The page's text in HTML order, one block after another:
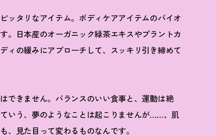
ッタリなアイテム。ボディケアアイテムのパイオ
。日本産のオーガニック緑茶エキスやプラントカ
ィの緩みにアプローチして、スッキリ引き締めて
できません。バランスのいい食事と、運動は絶
いう、夢のようなことは起こりませんが……、肌
、見た目って変わるものなんです。